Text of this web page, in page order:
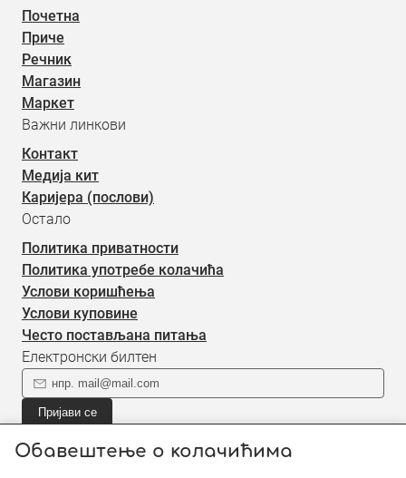
Обавештење о колачићима
Почетна
Приче
Речник
Магазин
Маркет
Важни линкови
Контакт
Медија кит
Каријера (послови)
Остало
Политика приватности
Политика употребе колачића
Услови коришћења
Услови куповине
Често постављана питања
Електронски билтен
Пријави се
информације о новом садржају.